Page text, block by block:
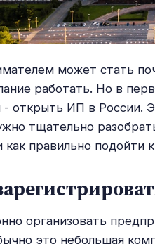
может стать
работать. Но в
открыть ИП в России.
тщательно
как правильно подойти
организовать
это небольшая